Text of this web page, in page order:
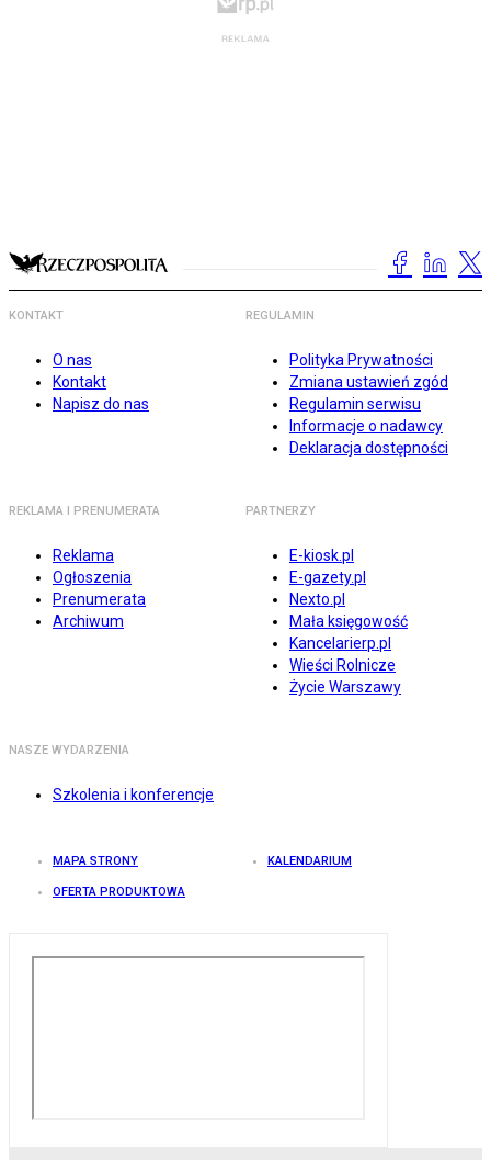
KONTAKT
O nas
Kontakt
Napisz do nas
REGULAMIN
Polityka Prywatności
Zmiana ustawień zgód
Regulamin serwisu
Informacje o nadawcy
Deklaracja dostępności
REKLAMA I PRENUMERATA
Reklama
Ogłoszenia
Prenumerata
Archiwum
PARTNERZY
E-kiosk.pl
E-gazety.pl
Nexto.pl
Mała księgowość
Kancelarierp.pl
Wieści Rolnicze
Życie Warszawy
NASZE WYDARZENIA
Szkolenia i konferencje
MAPA STRONY KALENDARIUM
OFERTA PRODUKTOWA